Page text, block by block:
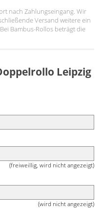
nach Zahlungseingang. Wir
Versand weitere ein
Bambus-Rollos beträgt die
Leipzig
(freiweillig, wird nicht angezeigt)
(wird nicht angezeigt)